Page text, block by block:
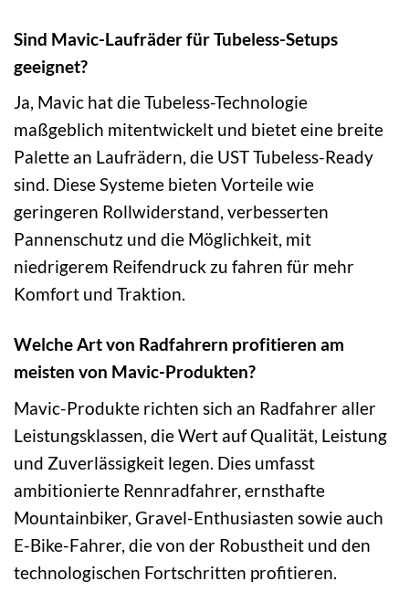
Sind Mavic-Laufräder für Tubeless-Setups
geeignet?
Ja, Mavic hat die Tubeless-Technologie
maßgeblich mitentwickelt und bietet eine breite
Palette an Laufrädern, die UST Tubeless-Ready
sind. Diese Systeme bieten Vorteile wie
geringeren Rollwiderstand, verbesserten
Pannenschutz und die Möglichkeit, mit
niedrigerem Reifendruck zu fahren für mehr
Komfort und Traktion.
Welche Art von Radfahrern profitieren am
meisten von Mavic-Produkten?
Mavic-Produkte richten sich an Radfahrer aller
Leistungsklassen, die Wert auf Qualität, Leistung
und Zuverlässigkeit legen. Dies umfasst
ambitionierte Rennradfahrer, ernsthafte
Mountainbiker, Gravel-Enthusiasten sowie auch
E-Bike-Fahrer, die von der Robustheit und den
technologischen Fortschritten profitieren.